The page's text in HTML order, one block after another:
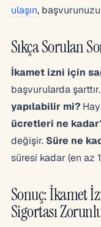
ulaşın,
Sıkça Sorulan
İkamet izni için
başvurularda şarttır.
yapılabilir mi?
ücretleri ne
değişir. Süre ne
süresi kadar (en az 1
Sonuç: İkamet
Sigortası